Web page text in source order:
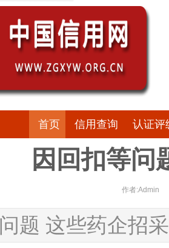
首页 信用查询 认证评
因回扣等问
作者:Admin
题 这些药企招